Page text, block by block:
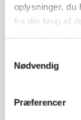
oplysninger, du
fra din brug af
Nødvendig
Præferencer